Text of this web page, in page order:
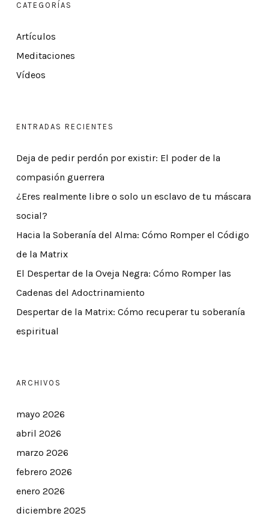
CATEGORÍAS
Artículos
Meditaciones
Vídeos
ENTRADAS RECIENTES
Deja de pedir perdón por existir: El poder de la
compasión guerrera
¿Eres realmente libre o solo un esclavo de tu máscara
social?
Hacia la Soberanía del Alma: Cómo Romper el Código
de la Matrix
El Despertar de la Oveja Negra: Cómo Romper las
Cadenas del Adoctrinamiento
Despertar de la Matrix: Cómo recuperar tu soberanía
espiritual
ARCHIVOS
mayo 2026
abril 2026
marzo 2026
febrero 2026
enero 2026
diciembre 2025